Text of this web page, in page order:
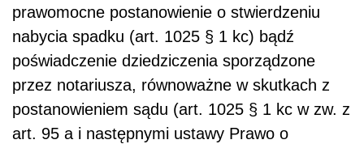
prawomocne postanowienie o stwierdzeniu
nabycia spadku (art. 1025 § 1 kc) bądź
poświadczenie dziedziczenia sporządzone
przez notariusza, równoważne w skutkach z
postanowieniem sądu (art. 1025 § 1 kc w zw. z
art. 95 a i następnymi ustawy Prawo o